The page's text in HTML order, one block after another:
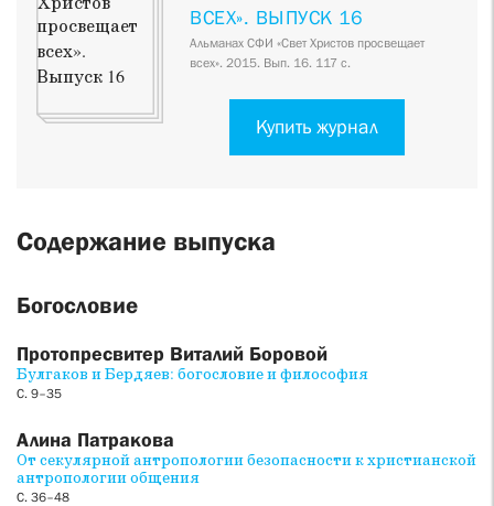
ВСЕХ». ВЫПУСК 16
Альманах СФИ «Свет Христов просвещает
всех». 2015. Вып. 16. 117 с.
Купить журнал
Содержание выпуска
Богословие
Протопресвитер Виталий Боровой
Булгаков и Бердяев: богословие и философия
С. 9–35
Алина Патракова
От секулярной антропологии безопасности к христианской
антропологии общения
С. 36–48